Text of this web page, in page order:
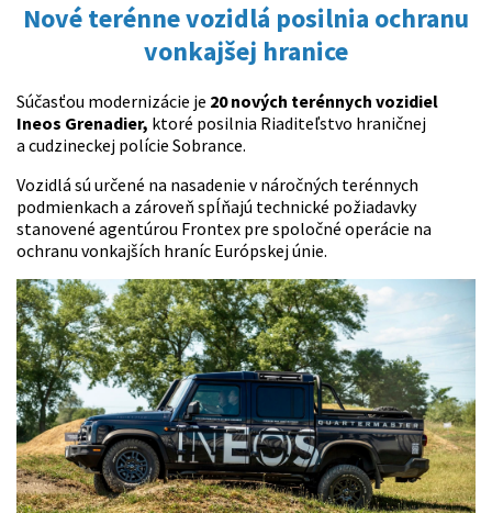
Nové terénne vozidlá posilnia ochranu
vonkajšej hranice
Súčasťou modernizácie je 20 nových terénnych vozidiel
Ineos Grenadier, ktoré posilnia Riaditeľstvo hraničnej
a cudzineckej polície Sobrance.
Vozidlá sú určené na nasadenie v náročných terénnych
podmienkach a zároveň spĺňajú technické požiadavky
stanovené agentúrou Frontex pre spoločné operácie na
ochranu vonkajších hraníc Európskej únie.